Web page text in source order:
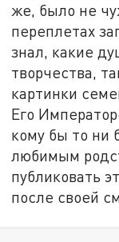
же, было не
переплетах
знал, какие
творчества,
картинки
Его
кому бы то
любимым
публиковать
после своей